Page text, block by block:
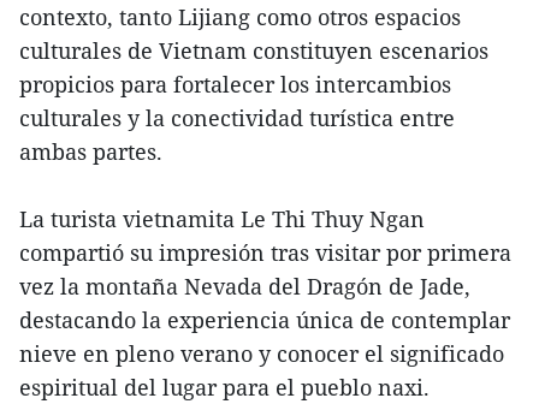
contexto, tanto Lijiang como otros espacios
culturales de Vietnam constituyen escenarios
propicios para fortalecer los intercambios
culturales y la conectividad turística entre
ambas partes.
La turista vietnamita Le Thi Thuy Ngan
compartió su impresión tras visitar por primera
vez la montaña Nevada del Dragón de Jade,
destacando la experiencia única de contemplar
nieve en pleno verano y conocer el significado
espiritual del lugar para el pueblo naxi.